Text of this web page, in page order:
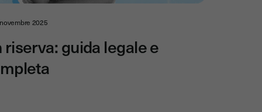
2025
guida legale e